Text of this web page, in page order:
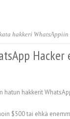
hakkeri WhatsAppiin
Hacker
hatun hakkerit
$500 tai ehkä